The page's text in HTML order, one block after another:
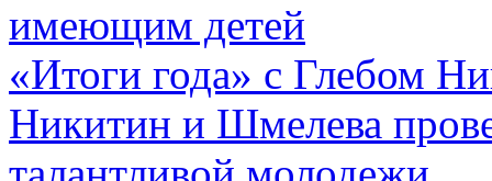
имеющим детей
«Итоги года» с Глебом
Никитин и Шмелева